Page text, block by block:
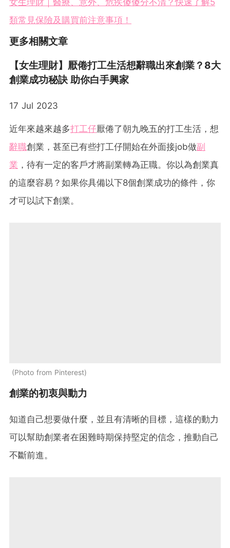
女生理財｜醫療、意外、危疾傻傻分不清？快速了解5
類常見保險及購買前注意事項！
更多相關文章
【女生理財】厭倦打工生活想辭職出來創業？8大
創業成功秘訣 助你白手興家
17 Jul 2023
近年來越來越多打工仔厭倦了朝九晚五的打工生活，想
辭職創業，甚至已有些打工仔開始在外面接job做副
業 ，待有一定的客戶才將副業轉為正職。你以為創業真
的這麼容易？如果你具備以下8個創業成功的條件，你
才可以試下創業。
Photo from Pinterest
創業的初衷與動力
知道自己想要做什麼，並且有清晰的目標，這樣的動力
可以幫助創業者在困難時期保持堅定的信念，推動自己
不斷前進。